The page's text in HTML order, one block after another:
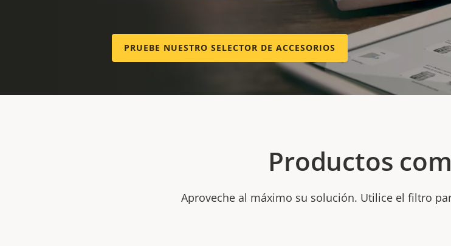
PRUEBE NUESTRO SELECTOR DE ACCESORIOS
Productos
Aproveche al máximo su solución. Utilice el filtro